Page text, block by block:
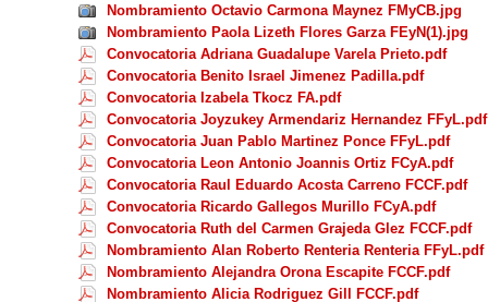
Nombramiento Octavio Carmona Maynez FMyCB.jpg
Nombramiento Paola Lizeth Flores Garza FEyN(1).jpg
Convocatoria Adriana Guadalupe Varela Prieto.pdf
Convocatoria Benito Israel Jimenez Padilla.pdf
Convocatoria Izabela Tkocz FA.pdf
Convocatoria Joyzukey Armendariz Hernandez FFyL.pdf
Convocatoria Juan Pablo Martinez Ponce FFyL.pdf
Convocatoria Leon Antonio Joannis Ortiz FCyA.pdf
Convocatoria Raul Eduardo Acosta Carreno FCCF.pdf
Convocatoria Ricardo Gallegos Murillo FCyA.pdf
Convocatoria Ruth del Carmen Grajeda Glez FCCF.pdf
Nombramiento Alan Roberto Renteria Renteria FFyL.pdf
Nombramiento Alejandra Orona Escapite FCCF.pdf
Nombramiento Alicia Rodriguez Gill FCCF.pdf